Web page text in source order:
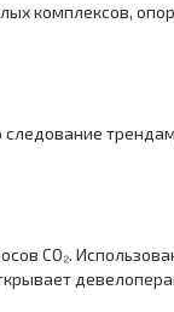
комплексов,
следование
CO₂.